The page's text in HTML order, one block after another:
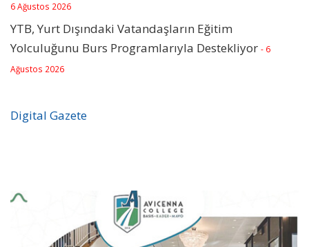
6 Ağustos 2026
YTB, Yurt Dışındaki Vatandaşların Eğitim
Yolculuğunu Burs Programlarıyla Destekliyor - 6
Ağustos 2026
Digital Gazete